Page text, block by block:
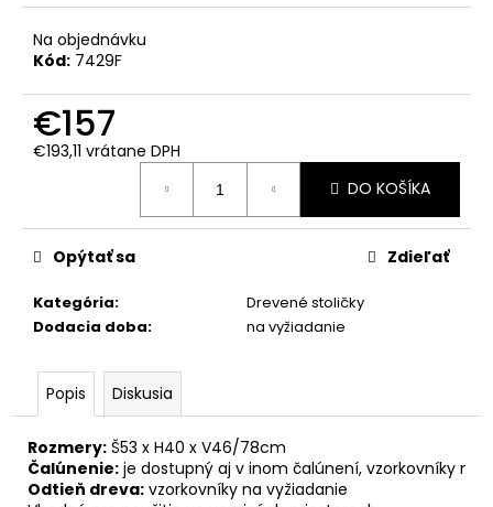
Na objednávku
Kód: 7429F
€157
€193,11 vrátane DPH
DO KOŠÍKA
Kategória:
Drevené stoličky
Dodacia doba: na vyžiadanie
Opýtať sa Zdieľať
Popis Diskusia
Rozmery: Š53 x H40 x V46/78cm
Čalúnenie: je dostupný aj v inom čalúnení, vzorkovníky na
Odtieň dreva: vzorkovníky na vyžiadanie
č
a
m
e